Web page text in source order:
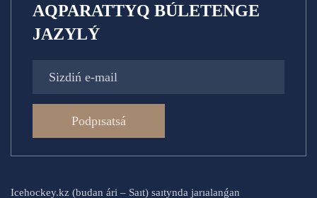
AQPARATTYQ BÚLETENGE
JAZYLÝ
Podpısatsá
Icehockey.kz (budan ári – Saıt) saıtynda jarıalanǵan